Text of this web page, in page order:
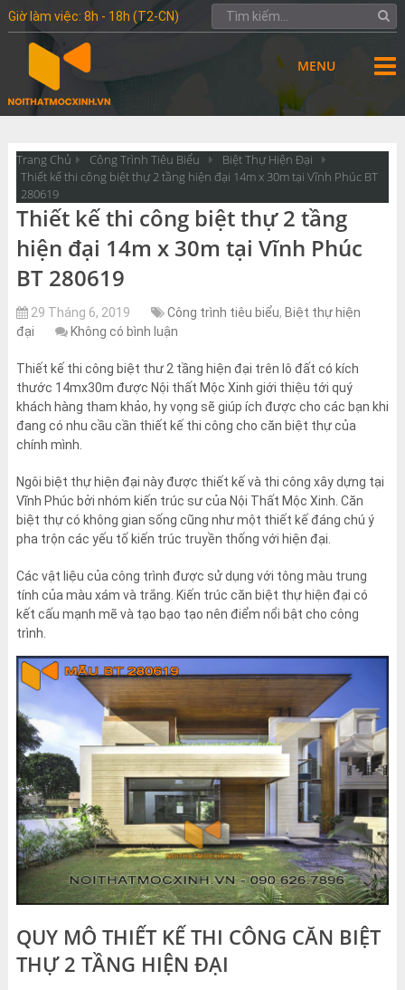
Giờ làm việc: 8h - 18h (T2-CN)
MENU
Trang Chủ Công Trình Tiêu Biểu
Biệt Thự Hiện Đại
Thiết kế thi công biệt thự 2 tầng hiện đại 14m x 30m tại Vĩnh Phúc BT
280619
Thiết kế thi công biệt thự 2 tầng
hiện đại 14m x 30m tại Vĩnh Phúc
BT 280619
29 Tháng 6, 2019 Công trình tiêu biểu, Biệt thự hiện
đại
Không có bình luận
Thiết kế thi công biệt thư 2 tầng hiện đại trên lô đất có kích
thước 14mx30m được Nội thất Mộc Xinh giới thiệu tới quý
khách hàng tham khảo, hy vọng sẽ giúp ích được cho các bạn khi
đang có nhu cầu cần thiết kế thi công cho căn biệt thự của
chính mình.
Ngôi biệt thự hiện đại này được thiết kế và thi công xây dựng tại
Vĩnh Phúc bởi nhóm kiến trúc sư của Nội Thất Mộc Xinh. Căn
biệt thự có không gian sống cũng như một thiết kế đáng chú ý
pha trộn các yếu tố kiến trúc truyền thống với hiện đại.
Các vật liệu của công trình được sử dụng với tông màu trung
tính của màu xám và trắng. Kiến trúc căn biệt thự hiện đại có
kết cấu mạnh mẽ và tạo bạo tạo nên điểm nổi bật cho công
trình.
QUY MÔ THIẾT KẾ THI CÔNG CĂN BIỆT
THỰ 2 TẦNG HIỆN ĐẠI